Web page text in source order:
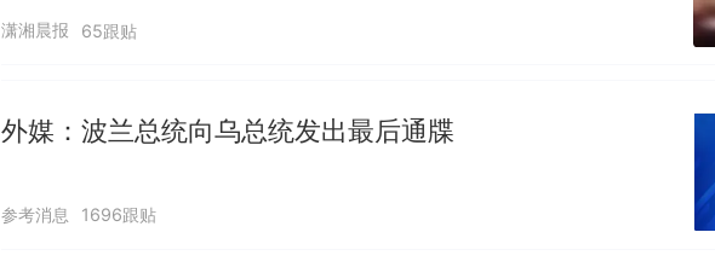
潇湘晨报 65跟贴
外媒：波兰总统向乌总统发出最后通牒
参考消息 1696跟贴